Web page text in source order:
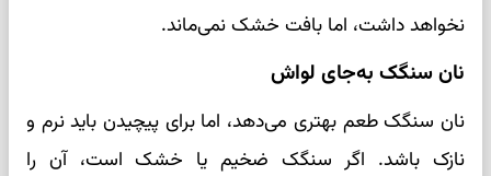
نخواهد داشت، اما بافت خشک نمی‌ماند.
نان سنگک به‌جای لواش
نان سنگک طعم بهتری می‌دهد، اما برای پیچیدن باید نرم و
نازک باشد. اگر سنگک ضخیم یا خشک است، آن را